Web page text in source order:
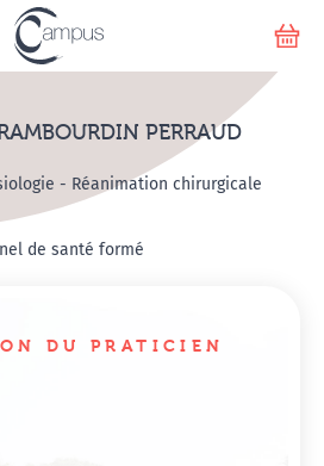
PERRAUD
- Réanimation chirurgicale
de santé formé
DU PRATICIEN